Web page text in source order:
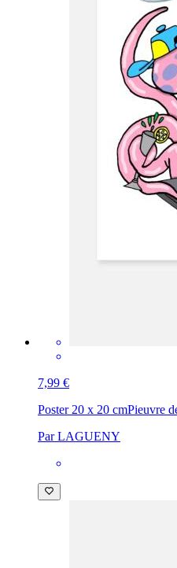
7,99 €
Poster 20 x 20 cmPieuvre
Par LAGUENY